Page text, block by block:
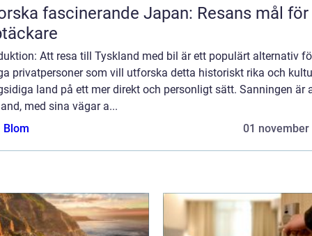
fascinerande Japan: Resans mål för
Att resa till Tyskland med bil är ett populärt alternativ
privatpersoner som vill utforska detta historiskt rika och
land på ett mer direkt och personligt sätt. Sanningen är
med sina vägar a...
Blom
01 november